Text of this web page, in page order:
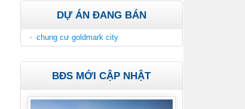
DỰ ÁN ĐANG BÁN
chung cư goldmark city
BĐS MỚI CẬP NHẬT